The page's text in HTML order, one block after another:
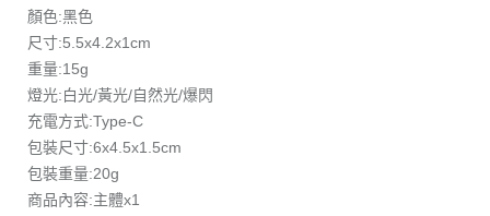
顏色:黑色
尺寸:5.5x4.2x1cm
重量:15g
燈光:白光/黃光/自然光/爆閃
充電方式:Type-C
包裝尺寸:6x4.5x1.5cm
包裝重量:20g
商品內容:主體x1